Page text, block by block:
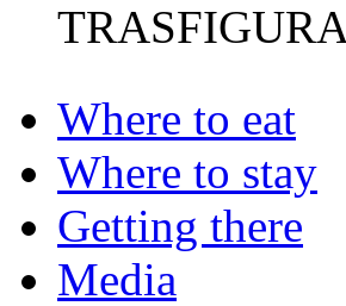
Where to eat
Where to stay
Getting there
Media